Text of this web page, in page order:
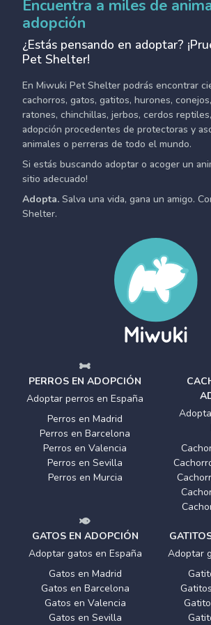
Encuentra a miles de
adopción
¿Estás pensando en adoptar?
Pet Shelter!
En Miwuki Pet Shelter podrás encontrar
cachorros, gatos, gatitos, hurones,
ratones, chinchillas, jerbos, cerdos
adopción procedentes de protectoras y
animales o perreras de todo el mundo.
Si estás buscando adoptar o acoger un
sitio adecuado!
Adopta. Salva una vida, gana un amigo.
Shelter.
PERROS EN ADOPCIÓN
Adoptar perros en España
Perros en Madrid
Perros en Barcelona
Perros en Valencia
Perros en Sevilla
Perros en Murcia
GATOS EN ADOPCIÓN
Adoptar gatos en España
Gatos en Madrid
Gatos en Barcelona
Gatos en Valencia
Gatos en Sevilla
Adoptar